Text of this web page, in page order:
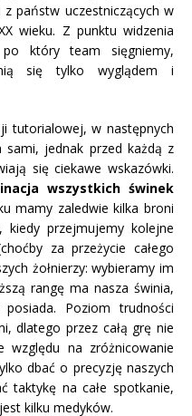
państw uczestniczących w
wieku. Z punktu widzenia
który team sięgniemy,
się tylko wyglądem i
tutorialowej, w następnych
sami, jednak przed każdą z
się ciekawe wskazówki.
wszystkich świnek
mamy zaledwie kilka broni
kiedy przejmujemy kolejne
za przeżycie całego
żołnierzy: wybieramy im
rangę ma nasza świnia,
Poziom trudności
dlatego przez całą grę nie
względu na zróżnicowanie
dbać o precyzję naszych
taktykę na całe spotkanie,
kilku medyków.